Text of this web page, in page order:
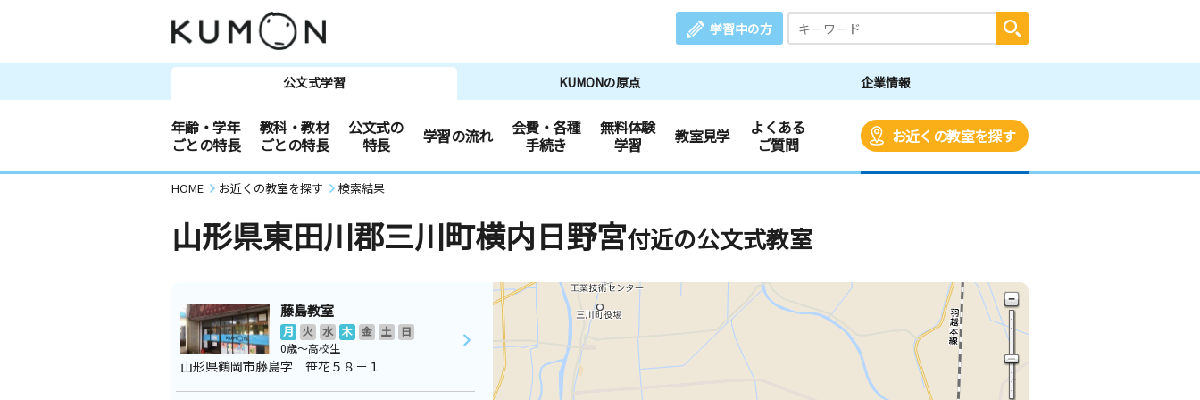
学習中の方
公文式学習 KUMONの原点 企業情報
年齢・学年
ごとの特長
教科・教材
ごとの特長
公文式の
特長
学習の流れ
会費・各種
手続き
無料体験
学習
教室見学
よくある
ご質問
お近くの教室を探す
HOME お近くの教室を探す 検索結果
山形県東田川郡三川町横内日野宮付近の公文式教室
藤島教室
月 火 水 木 金 土
日
0歳～高校生
山形県鶴岡市藤島字 笹花５８－１